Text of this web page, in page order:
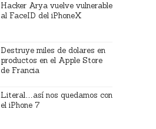
Hacker Arya vuelve vulnerable
al FaceID del iPhoneX
Destruye miles de dolares en
productos en el Apple Store
de Francia
Literal…así nos quedamos con
el iPhone 7